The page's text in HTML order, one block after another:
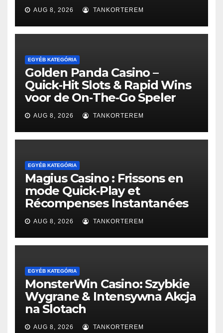
AUG 8, 2026 TANKORTEREM
EGYÉB KATEGÓRIA
Golden Panda Casino –
Quick‑Hit Slots & Rapid Wins
voor de On‑The‑Go Speler
AUG 8, 2026 TANKORTEREM
EGYÉB KATEGÓRIA
Magius Casino : Frissons en
mode Quick‑Play et
Récompenses Instantanées
AUG 8, 2026 TANKORTEREM
EGYÉB KATEGÓRIA
MonsterWin Casino: Szybkie
Wygrane & Intensywna Akcja
na Slotach
AUG 8, 2026 TANKORTEREM